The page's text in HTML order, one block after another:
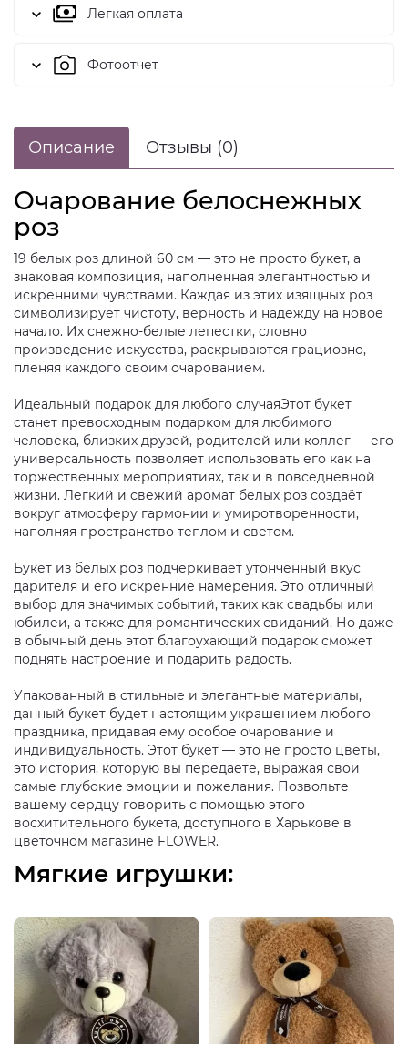
Легкая оплата
Фотоотчет
Описание Отзывы (0)
Очарование белоснежных
роз
19 белых роз длиной 60 см — это не просто букет, а
знаковая композиция, наполненная элегантностью и
искренними чувствами. Каждая из этих изящных роз
символизирует чистоту, верность и надежду на новое
начало. Их снежно-белые лепестки, словно
произведение искусства, раскрываются грациозно,
пленяя каждого своим очарованием.
Идеальный подарок для любого случаяЭтот букет
станет превосходным подарком для любимого
человека, близких друзей, родителей или коллег — его
универсальность позволяет использовать его как на
торжественных мероприятиях, так и в повседневной
жизни. Легкий и свежий аромат белых роз создаёт
вокруг атмосферу гармонии и умиротворенности,
наполняя пространство теплом и светом.
Букет из белых роз подчеркивает утонченный вкус
дарителя и его искренние намерения. Это отличный
выбор для значимых событий, таких как свадьбы или
юбилеи, а также для романтических свиданий. Но даже
в обычный день этот благоухающий подарок сможет
поднять настроение и подарить радость.
Упакованный в стильные и элегантные материалы,
данный букет будет настоящим украшением любого
праздника, придавая ему особое очарование и
индивидуальность. Этот букет — это не просто цветы,
это история, которую вы передаете, выражая свои
самые глубокие эмоции и пожелания. Позвольте
вашему сердцу говорить с помощью этого
восхитительного букета, доступного в Харькове в
цветочном магазине FLOWER.
Мягкие игрушки: